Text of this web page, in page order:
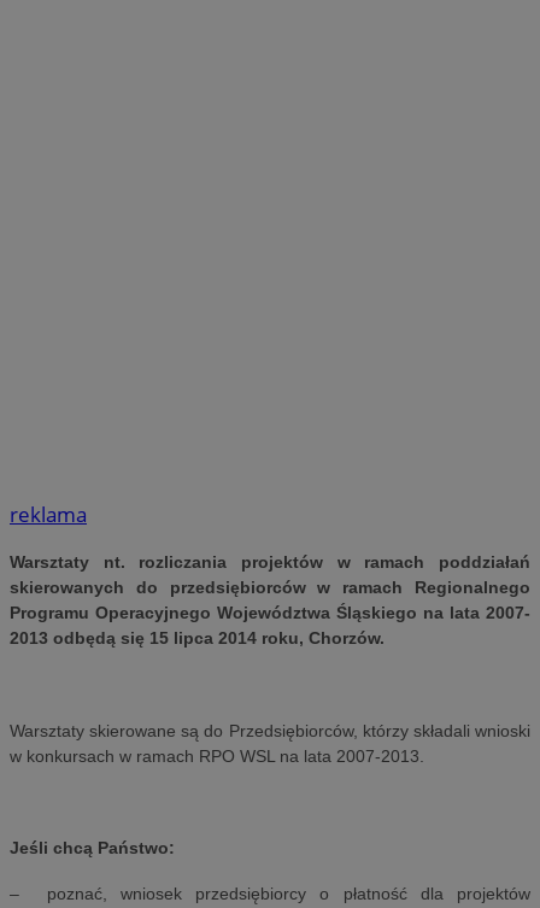
reklama
Warsztaty nt. rozliczania projektów w ramach poddziałań
skierowanych do przedsiębiorców w ramach Regionalnego
Programu Operacyjnego Województwa Śląskiego na lata 2007-
2013 odbędą się 15 lipca 2014 roku, Chorzów.
Warsztaty skierowane są do Przedsiębiorców, którzy składali wnioski
w konkursach w ramach RPO WSL na lata 2007-2013.
Jeśli chcą Państwo:
– poznać, wniosek przedsiębiorcy o płatność dla projektów